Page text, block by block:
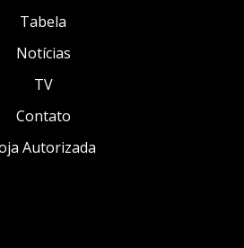
Tabela
Notícias
TV
Contato
Autorizada